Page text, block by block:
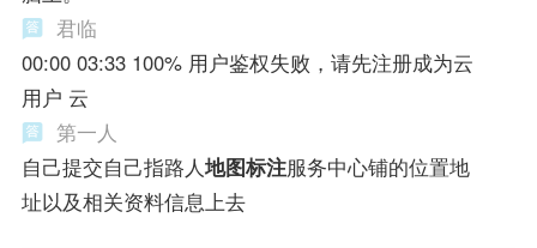
君临
00:00 03:33 100% 用户鉴权失败，请先注册成为云
用户 云
第一人
自己提交自己指路人地图标注服务中心铺的位置地
址以及相关资料信息上去